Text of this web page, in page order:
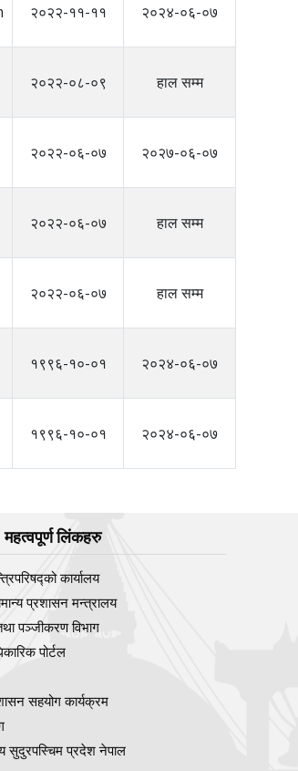
२०२२-११-११ २०२४-०६-०७
२०२२-०८-०९ हाल सम्म
२०२२-०६-०७ २०२७-०६-०७
२०२२-०६-०७ हाल सम्म
२०२२-०६-०७ हाल सम्म
१९९६-१०-०१ २०२४-०६-०७
१९९६-१०-०१ २०२४-०६-०७
महत्वपूर्ण लिंकहरु
कार्यालय
प्रशासन मन्त्रालय
पञ्‍जीकरण विभाग
पोर्टल
सहयोग कार्यक्रम
सुदुरपस्चिम प्रदेश नेपाल